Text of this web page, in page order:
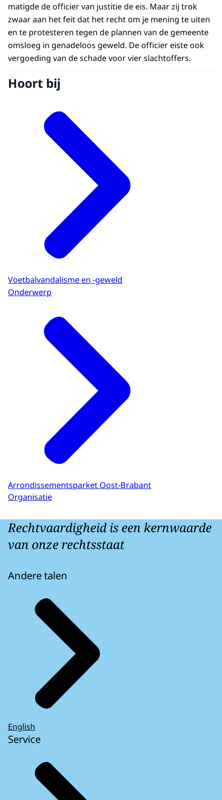
matigde de officier van justitie de eis. Maar zij trok
zwaar aan het feit dat het recht om je mening te uiten
en te protesteren tegen de plannen van de gemeente
omsloeg in genadeloos geweld. De officier eiste ook
vergoeding van de schade voor vier slachtoffers.
Hoort bij
Voetbalvandalisme en -geweld
Onderwerp
Arrondissementsparket Oost-Brabant
Organisatie
Rechtvaardigheid is een kernwaarde
van onze rechtsstaat
Andere talen
English
Service